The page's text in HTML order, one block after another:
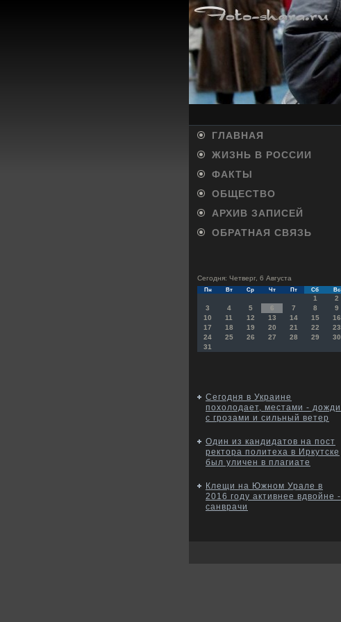
ГЛАВНАЯ
ЖИЗНЬ В РОССИИ
ФАКТЫ
ОБЩЕСТВО
АРХИВ ЗАПИСЕЙ
ОБРАТНАЯ СВЯЗЬ
Сегодня: Четверг, 6 Августа
Пн Вт Ср Чт Пт Сб Вс
1
2
3
4 5 6 7 8
9
10
11 12 13 14 15
16
17
18 19 20 21 22
23
24
25 26 27 28 29
30
31
Сегодня в Украине
похолодает, местами - дожди
с грозами и сильный ветер
Один из кандидатов на пост
ректора политеха в Иркутске
был уличен в плагиате
Клещи на Южном Урале в
2016 году активнее вдвойне -
санврачи